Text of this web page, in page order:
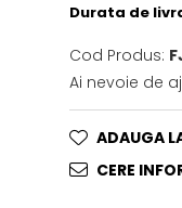
Durata de
Cod Produs:
Ai nevoie de
ADAUGA
CERE